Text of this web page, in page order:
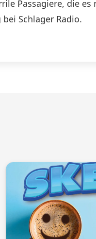
Passagiere, die es
Schlager Radio.